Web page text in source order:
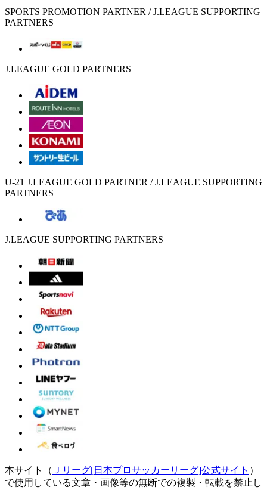
SPORTS PROMOTION PARTNER / J.LEAGUE SUPPORTING
PARTNERS
J.LEAGUE GOLD PARTNERS
U-21 J.LEAGUE GOLD PARTNER / J.LEAGUE SUPPORTING
PARTNERS
J.LEAGUE SUPPORTING PARTNERS
本サイト（ Ｊリーグ[日本プロサッカーリーグ]公式サイト ）
で使用している文章・画像等の無断での複製・転載を禁止し